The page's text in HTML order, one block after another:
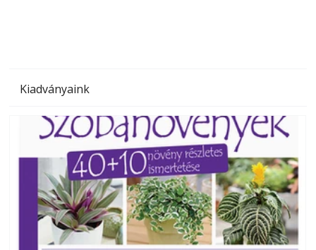
Kiadványaink